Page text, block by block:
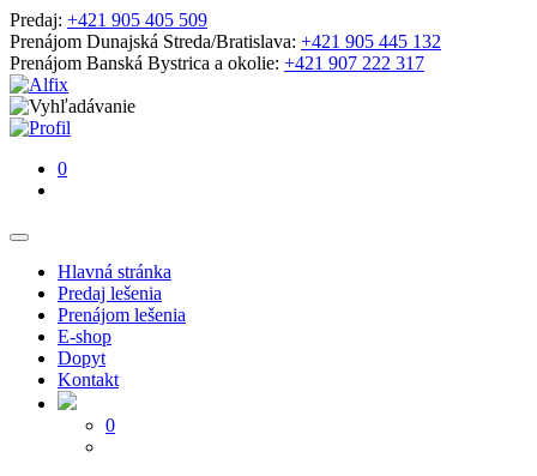
Predaj: +421 905 405 509
Prenájom Dunajská Streda/Bratislava: +421 905 445 132
Prenájom Banská Bystrica a okolie: +421 907 222 317
0
Hlavná stránka
Predaj lešenia
Prenájom lešenia
E-shop
Dopyt
Kontakt
0